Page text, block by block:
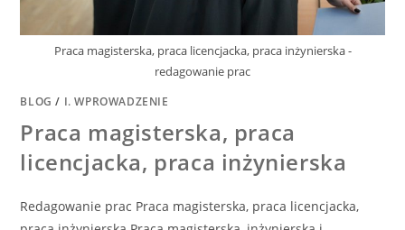
Praca magisterska, praca licencjacka, praca inżynierska -
redagowanie prac
BLOG / I. WPROWADZENIE
Praca magisterska, praca
licencjacka, praca inżynierska
Redagowanie prac Praca magisterska, praca licencjacka,